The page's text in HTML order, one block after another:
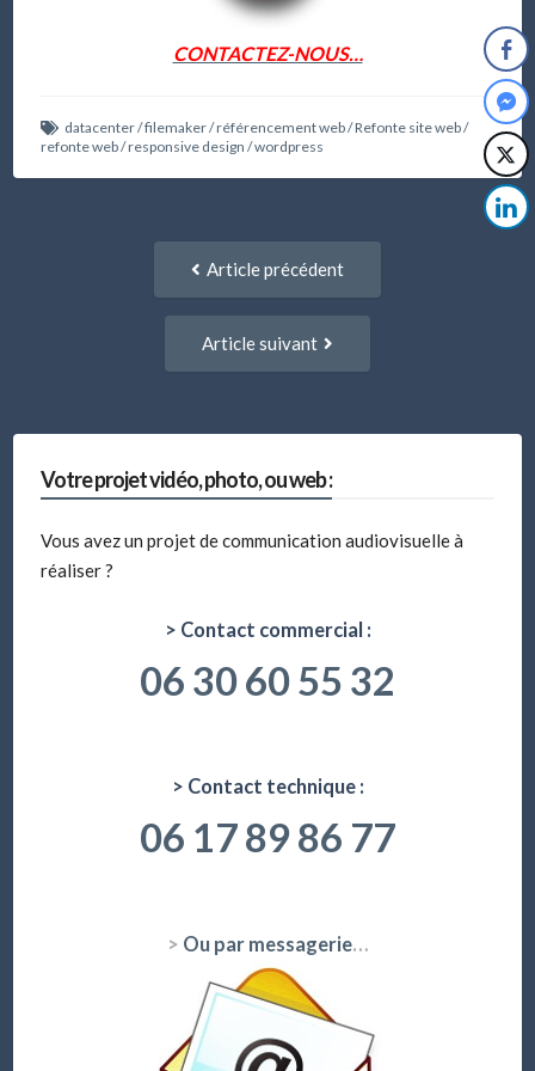
CONTACTEZ-NOUS…
datacenter/filemaker/référencement web/Refonte site web/
refonte web/responsive design /wordpress
NavigationArticle précédent
Article suivant
Votre projet vidéo, photo, ou web :
Vous avez un projet de communication audiovisuelle à
réaliser ?
> Contact commercial :
06 30 60 55 32
> Contact technique :
06 17 89 86 77
> Ou par messagerie…